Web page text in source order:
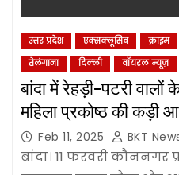
उत्तर प्रदेश एक्सक्लूसिव क्राइम
तेलंगाना
दिल्‍ली वॉयरल न्यूज़
बांदा में रेहड़ी-पटरी
महिला प्रकोष्ठ की कड़ी
Feb 11, 2025 BKT
बांदा। 11 फरवरी कौननगर